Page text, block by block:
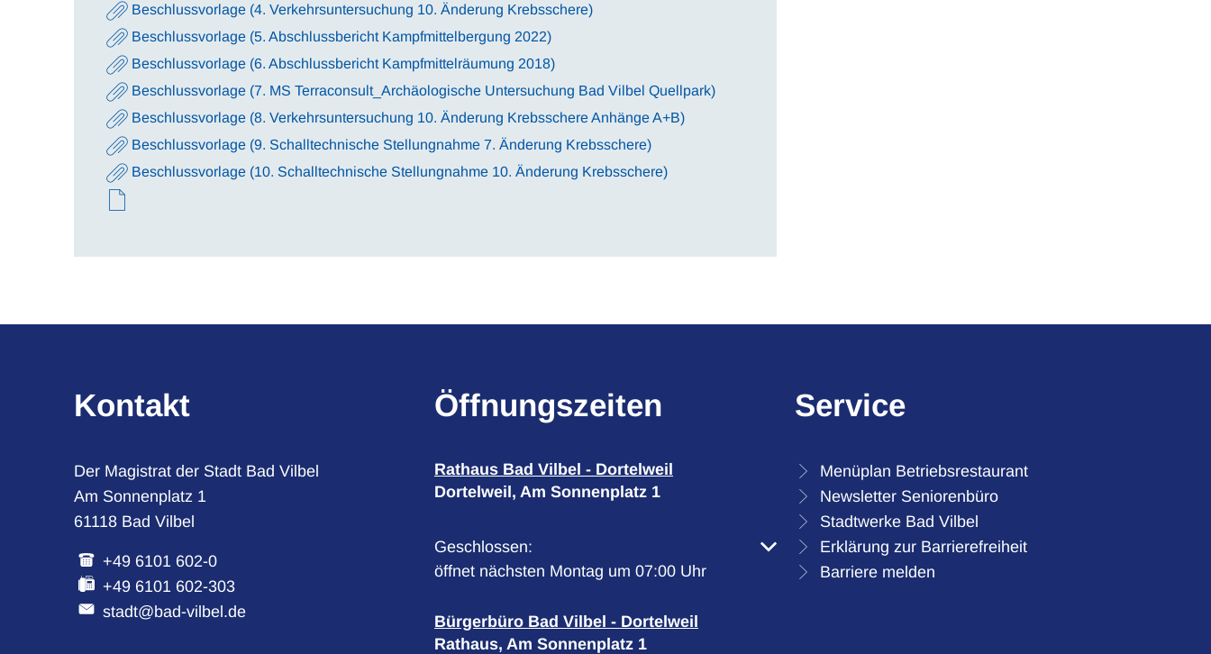
Beschlussvorlage (4. Verkehrsuntersuchung 10. Änderung Krebsschere)
Beschlussvorlage (5. Abschlussbericht Kampfmittelbergung 2022)
Beschlussvorlage (6. Abschlussbericht Kampfmittelräumung 2018)
Beschlussvorlage (7. MS Terraconsult_Archäologische Untersuchung Bad Vilbel Quellpark)
Beschlussvorlage (8. Verkehrsuntersuchung 10. Änderung Krebsschere Anhänge A+B)
Beschlussvorlage (9. Schalltechnische Stellungnahme 7. Änderung Krebsschere)
Beschlussvorlage (10. Schalltechnische Stellungnahme 10. Änderung Krebsschere)
Kontakt
Der Magistrat der Stadt Bad Vilbel
Am Sonnenplatz 1
61118 Bad Vilbel
+49 6101 602-0
+49 6101 602-303
stadt@bad-vilbel.de
Öffnungszeiten
Rathaus Bad Vilbel - Dortelweil
Dortelweil, Am Sonnenplatz 1
Klicken, um weitere Öffnungs- oder Schließzeiten auszublenden
Geschlossen:
öffnet nächsten Montag um 07:00 Uhr
Bürgerbüro Bad Vilbel - Dortelweil
Rathaus, Am Sonnenplatz 1
Service
Menüplan Betriebsrestaurant
Newsletter Seniorenbüro
Stadtwerke Bad Vilbel
Erklärung zur Barrierefreiheit
Barriere melden